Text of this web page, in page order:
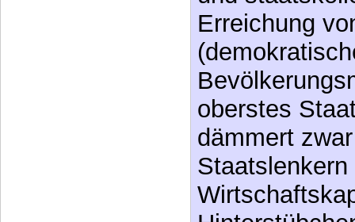
Sind wir
Nun, dass
und
Erreichung